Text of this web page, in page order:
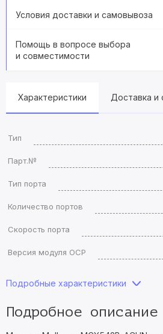
Условия доставки и самовывоза
Помощь в вопросе выбора
и совместимости
Характеристики Доставка и
Тип
Парт.№
Тип порта
Количество портов
Скорость порта
Версия модуля OCP
Подробные характеристики
Подробное описание